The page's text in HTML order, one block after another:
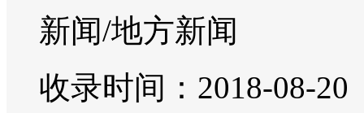
新闻/地方新闻
收录时间：2018-08-20